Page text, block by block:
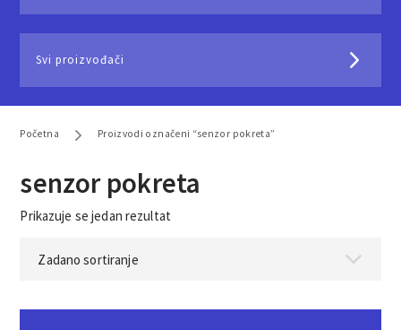
Svi proizvođači
Početna Proizvodi označeni “senzor pokreta”
senzor pokreta
Prikazuje se jedan rezultat